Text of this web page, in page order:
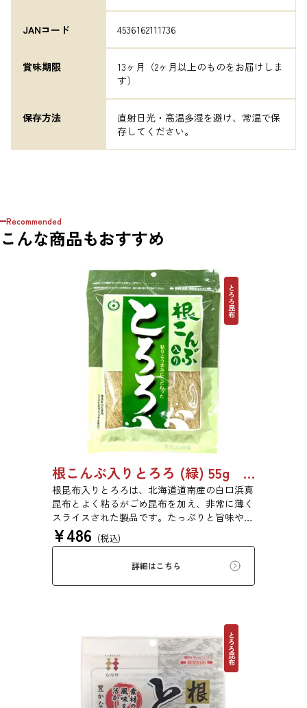
JANコード 4536162111736
賞味期限
13ヶ月（2ヶ月以上のものをお届けしま
す）
保存方法
直射日光・高温多湿を避け、常温で保
存してください。
Recommended
こんな商品もおすすめ
とろろ昆布
根こんぶ入りとろろ (緑) 55g 単品 5袋セット 20袋セット 3054
根昆布入りとろろは、北海道道南産の白口浜真
昆布とよく粘るがごめ昆布を加え、非常に薄く
スライスされた製品です。たっぷりと旨味や粘
りがあり、昆布本来の風味を存分にご賞味いた
だけます。現代の食生活にぜひ一日一度、お好
¥486 (税込)
詳細はこちら
とろろ昆布